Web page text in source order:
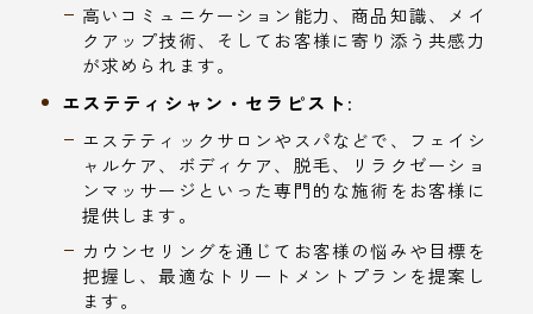
高いコミュニケーション能力、商品知識、メイ
クアップ技術、そしてお客様に寄り添う共感力
が求められます。
エステティシャン・セラピスト:
エステティックサロンやスパなどで、フェイシ
ャルケア、ボディケア、脱毛、リラクゼーショ
ンマッサージといった専門的な施術をお客様に
提供します。
カウンセリングを通じてお客様の悩みや目標を
把握し、最適なトリートメントプランを提案し
ます。